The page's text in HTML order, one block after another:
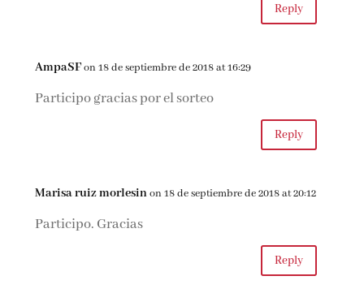
Reply
AmpaSFon 18 de septiembre de 2018 at 16:29
Participo gracias por el sorteo
Reply
Marisa ruiz morlesinon 18 de septiembre de 2018 at 20:12
Participo. Gracias
Reply